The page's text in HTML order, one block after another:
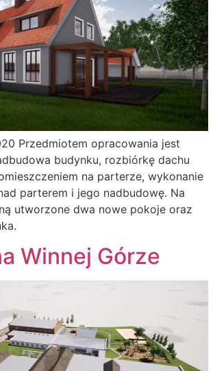
Przedmiotem opracowania jest
budynku, rozbiórkę dachu
na parterze, wykonanie
parterem i jego nadbudowę. Na
utworzone dwa nowe pokoje oraz
Winnej Górze